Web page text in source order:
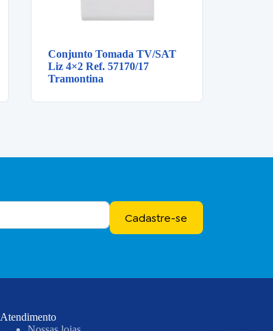
Conjunto Tomada TV/SAT
Liz 4×2 Ref. 57170/17
Tramontina
Cadastre-se
Atendimento